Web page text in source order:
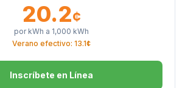
20.2¢
por kWh a 1,000 kWh
Verano efectivo: 13.1¢
Inscríbete en Línea